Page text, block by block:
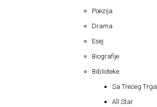
Poezija
Drama
Esej
Biografije
Biblioteke
Sa Trećeg Trga
All Star